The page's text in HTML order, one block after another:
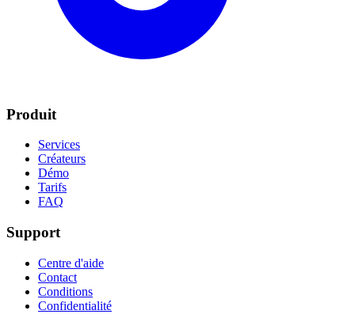
Produit
Services
Créateurs
Démo
Tarifs
FAQ
Support
Centre d'aide
Contact
Conditions
Confidentialité